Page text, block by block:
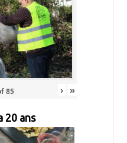
85 › »
20 ans